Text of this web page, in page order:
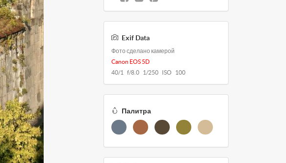
Exif Data
Фото сделано камерой
Canon EOS 5D
40/1 f/8.0 1/250 ISO 100
Палитра